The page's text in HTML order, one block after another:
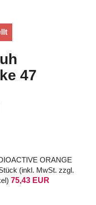
47
ORANGE
(inkl. MwSt. zzgl.
) 75,43 EUR